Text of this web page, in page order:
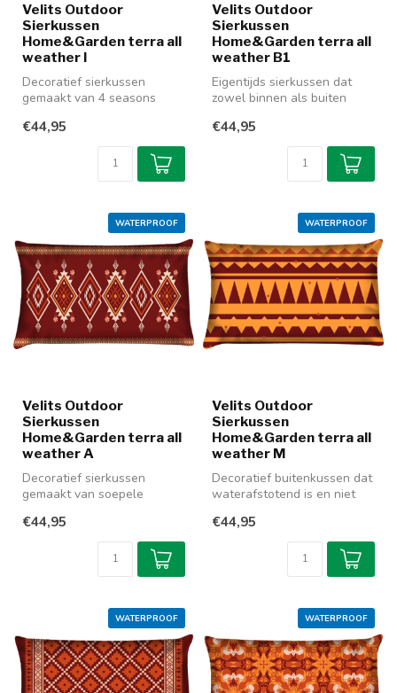
Velits Outdoor
Sierkussen
Home&Garden terra all
weather I
Decoratief sierkussen
gemaakt van 4 seasons
interieur ...
€44,95
Velits Outdoor
Sierkussen
Home&Garden terra all
weather B1
Eigentijds sierkussen dat
zowel binnen als buiten
stof i...
€44,95
WATERPROOF
Velits Outdoor
Sierkussen
Home&Garden terra all
weather A
Decoratief sierkussen
gemaakt van soepele
buiten en binn...
€44,95
WATERPROOF
Velits Outdoor
Sierkussen
Home&Garden terra all
weather M
Decoratief buitenkussen dat
waterafstotend is en niet
€44,95
WATERPROOF WATERPROOF